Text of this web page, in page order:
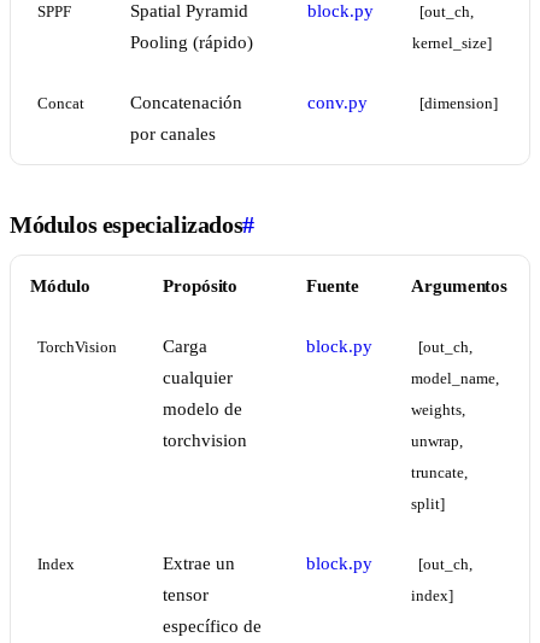
SPPF
Spatial Pyramid
Pooling (rápido)
block.py
[out_ch,
kernel_size]
Concat
Concatenación
por canales
conv.py [dimension]
Módulos especializados#
Módulo Propósito Fuente Argumentos
TorchVision
Carga
cualquier
modelo de
torchvision
block.py
[out_ch,
model_name,
weights,
unwrap,
truncate,
split]
Index
Extrae un
tensor
específico de
block.py
[out_ch,
index]